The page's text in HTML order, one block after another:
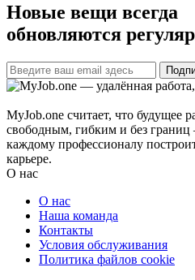
Новые вещи всегда
обновляются
MyJob.one считает, что будущее
свободным, гибким и без
каждому профессионалу
карьере.
О нас
О нас
Наша команда
Контакты
Условия обслуживания
Политика файлов cookie